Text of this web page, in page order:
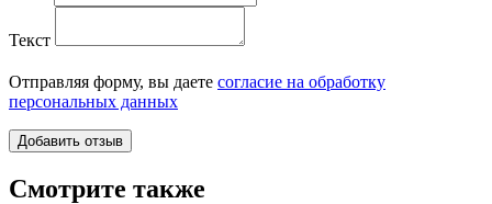
Текст
Отправляя форму, вы даете согласие на обработку
персональных данных
Смотрите также